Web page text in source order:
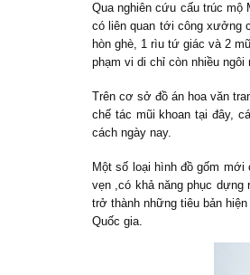
Qua nghiên cứu cấu trúc mộ
có liên quan tới công xưởng
hòn ghè, 1 rìu tứ giác và 2
phạm vi di chỉ còn nhiều
Trên cơ sở đồ án hoa văn
chế tác mũi khoan tại đây,
cách ngày nay.
Một số loại hình đồ gốm
vẹn ,có khả năng phục
trở thành những tiêu bản
Quốc gia.